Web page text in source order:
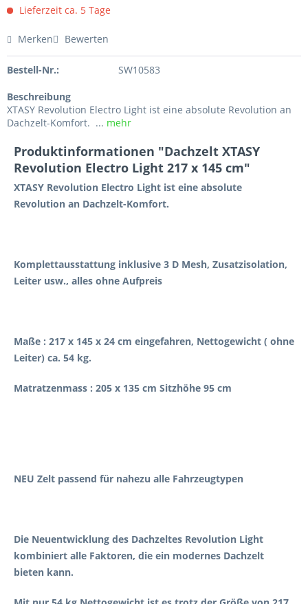
Lieferzeit ca. 5 Tage
Merken Bewerten
Bestell-Nr.: SW10583
Beschreibung
XTASY Revolution Electro Light ist eine absolute Revolution an
Dachzelt-Komfort. ... mehr
Produktinformationen "Dachzelt XTASY
Revolution Electro Light 217 x 145 cm"
XTASY Revolution Electro Light ist eine absolute
Revolution an Dachzelt-Komfort.
Komplettausstattung inklusive 3 D Mesh, Zusatzisolation,
Leiter usw., alles ohne Aufpreis
Maße : 217 x 145 x 24 cm eingefahren, Nettogewicht ( ohne
Leiter) ca. 54 kg.
Matratzenmass : 205 x 135 cm Sitzhöhe 95 cm
NEU Zelt passend für nahezu alle Fahrzeugtypen
Die Neuentwicklung des Dachzeltes Revolution Light
kombiniert alle Faktoren, die ein modernes Dachzelt
bieten kann.